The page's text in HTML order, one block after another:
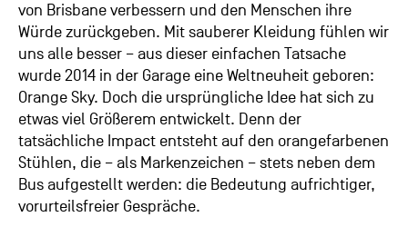
von Brisbane verbessern und den Menschen ihre
Würde zurückgeben. Mit sauberer Kleidung fühlen wir
uns alle besser – aus dieser einfachen Tatsache
wurde 2014 in der Garage eine Weltneuheit geboren:
Orange Sky. Doch die ursprüngliche Idee hat sich zu
etwas viel Größerem entwickelt. Denn der
tatsächliche Impact entsteht auf den orangefarbenen
Stühlen, die – als Markenzeichen – stets neben dem
Bus aufgestellt werden: die Bedeutung aufrichtiger,
vorurteilsfreier Gespräche.